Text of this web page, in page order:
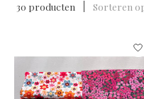
30 producten Sorteren